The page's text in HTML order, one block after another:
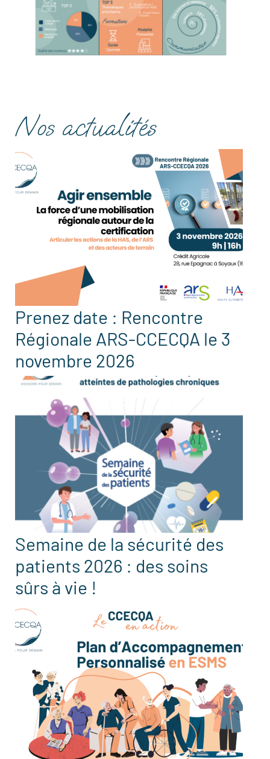
Nos actualités
Prenez date : Rencontre
Régionale ARS-CCECQA le 3
novembre 2026
Semaine de la sécurité des
patients 2026 : des soins
sûrs à vie !